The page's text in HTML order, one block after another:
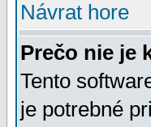
Návrat hore
Prečo nie je
Tento
je potrebné